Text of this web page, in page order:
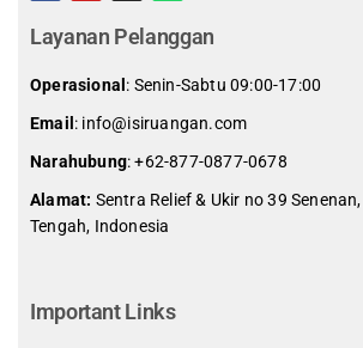
Layanan Pelanggan
Operasional : Senin-Sabtu 09:00-17:00
Email : info@isiruangan.com
Narahubung:+62-877-0877-0678
Alamat: Sentra Relief & Ukir no 39
Tengah, Indonesia
Important Links